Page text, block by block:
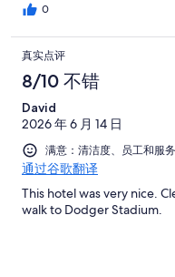
0
真实点评
8/10 不错
David
2026 年 6 月 14 日
满意：清洁度、员工和服
通过谷歌翻译
This hotel was very nice.
walk to Dodger Stadium.